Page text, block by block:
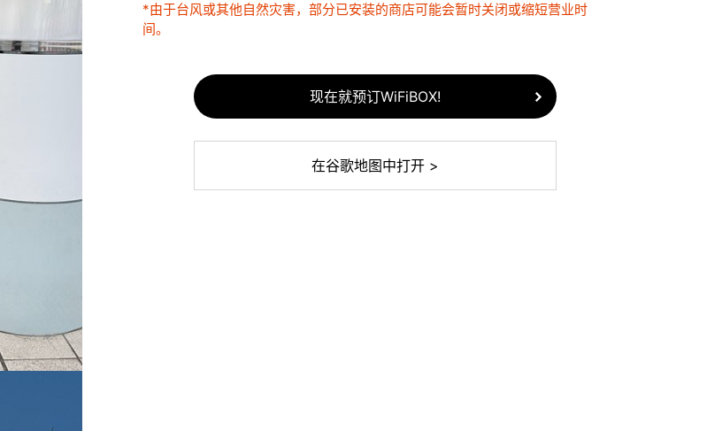
*由于台风或其他自然灾害，部分已安装的商店可能会暂时关闭或缩短营业时
间。
现在就预订WiFiBOX!
在谷歌地图中打开 >